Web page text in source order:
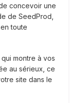
concevoir une
de SeedProd,
toute
montre à vos
au sérieux, ce
site dans le